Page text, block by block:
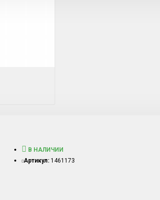
В НАЛИЧИИ
Артикул: 1461173